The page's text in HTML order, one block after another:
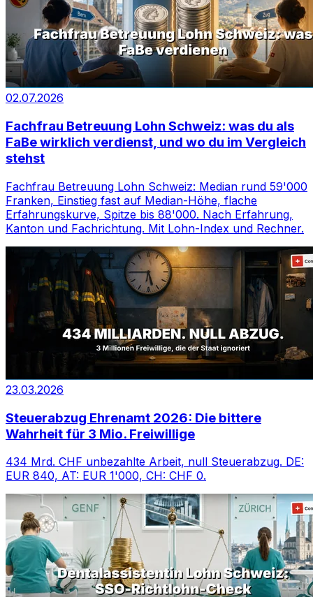
02.07.2026
Fachfrau Betreuung Lohn Schweiz: was du als
FaBe wirklich verdienst, und wo du im Vergleich
stehst
Fachfrau Betreuung Lohn Schweiz: Median rund 59'000
Franken, Einstieg fast auf Median-Höhe, flache
Erfahrungskurve, Spitze bis 88'000. Nach Erfahrung,
Kanton und Fachrichtung. Mit Lohn-Index und Rechner.
23.03.2026
Steuerabzug Ehrenamt 2026: Die bittere
Wahrheit für 3 Mio. Freiwillige
434 Mrd. CHF unbezahlte Arbeit, null Steuerabzug. DE:
EUR 840, AT: EUR 1'000, CH: CHF 0.